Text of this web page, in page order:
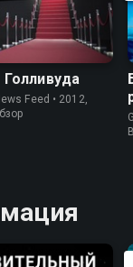
Feed • 2012,